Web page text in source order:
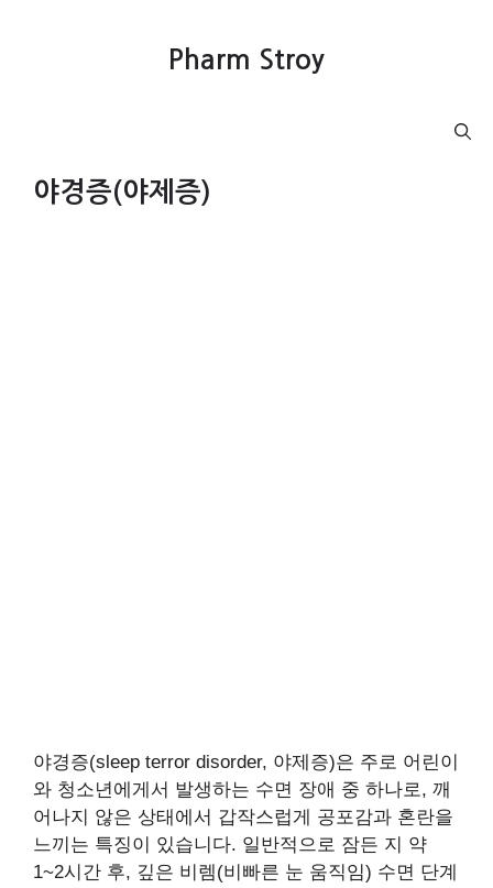
Pharm Stroy
야경증(야제증)
야경증(sleep terror disorder, 야제증)은 주로 어린이
와 청소년에게서 발생하는 수면 장애 중 하나로, 깨
어나지 않은 상태에서 갑작스럽게 공포감과 혼란을
느끼는 특징이 있습니다. 일반적으로 잠든 지 약
1~2시간 후, 깊은 비렘(비빠른 눈 움직임) 수면 단계